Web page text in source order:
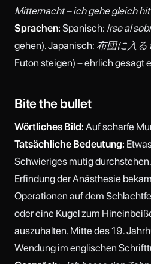
Mitternacht – ich gehe gleich
Sprachen: Spanisch: irse al
gehen). Japanisch: 布団に入る
Futon steigen) – ehrlich gesagt
Bite the bullet
Wörtliches Bild: Auf scharfe
Tatsächliche Bedeutung:
Schwieriges mutig durchstehen.
Erfindung der Anästhesie
Operationen auf dem
oder eine Kugel zum
auszuhalten. Mitte des 19.
Wendung im englischen